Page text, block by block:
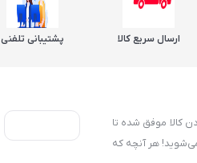
ارسال سریع کالا پشتیبانی تلفنی
روز ضمانت بازگشت کالا و تضمین اصل‌بودن کالا موفق شده تا
هر آنچه که